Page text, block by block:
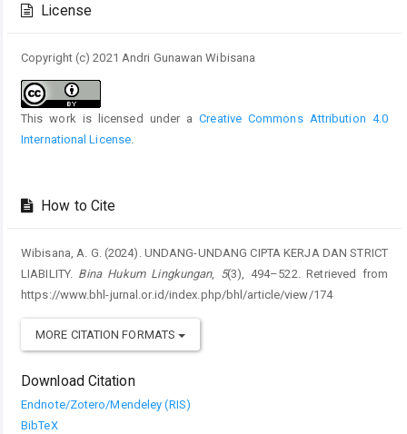
License
Copyright (c) 2021 Andri Gunawan Wibisana
This work is licensed under aCreative Commons Attribution 4.0
International License.
How to Cite
Wibisana, A. G. (2024). UNDANG-UNDANG CIPTA KERJA DAN STRICT
LIABILITY. Bina Hukum Lingkungan, 5(3), 494–522. Retrieved from
https://www.bhl-jurnal.or.id/index.php/bhl/article/view/174
MORE CITATION FORMATS
Download Citation
Endnote/Zotero/Mendeley (RIS)
BibTeX